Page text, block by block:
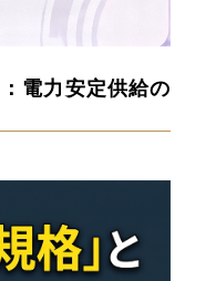
：電力安定供給の